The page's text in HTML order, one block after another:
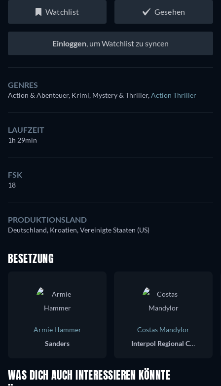
Watchlist Gesehen
Einloggen, um Watchlist zu syncen
GENRES
Action & Abenteuer, Krimi, Mystery & Thriller,Action Thriller
LAUFZEIT
1h 29min
FSK
18
PRODUKTIONSLAND
Deutschland, Kroatien, Vereinigte Staaten (US)
BESETZUNG
Armie Hammer
Sanders
Costas Mandylor
Interpol Regional Chief Henry
WAS DICH AUCH INTERESSIEREN KÖNNTE